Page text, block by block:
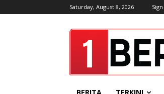
Saturday, August 8, 2026